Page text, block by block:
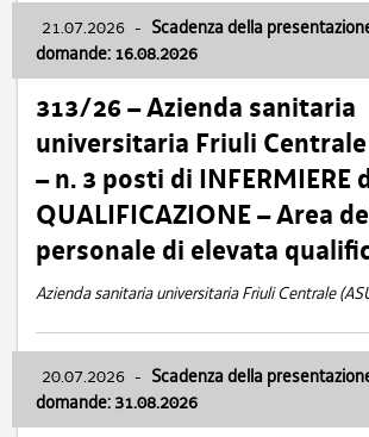
21.07.2026 - Scadenza della
domande: 16.08.2026
313/26 – Azienda sanitaria
universitaria Friuli Centrale
– n. 3 posti di INFERMIERE
QUALIFICAZIONE – Area
personale di elevata
Azienda sanitaria universitaria Friuli Centrale
20.07.2026 - Scadenza della
domande: 31.08.2026